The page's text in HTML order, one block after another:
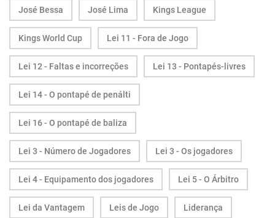
José Bessa José Lima Kings League
Kings World Cup Lei 11 - Fora de Jogo
Lei 12 - Faltas e incorreções Lei 13 - Pontapés-livres
Lei 14 - O pontapé de penálti
Lei 16 - O pontapé de baliza
Lei 3 - Número de Jogadores Lei 3 - Os jogadores
Lei 4 - Equipamento dos jogadores Lei 5 - O Árbitro
Lei da Vantagem Leis de Jogo Liderança